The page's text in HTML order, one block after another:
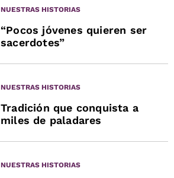
NUESTRAS HISTORIAS
“Pocos jóvenes quieren ser
sacerdotes”
NUESTRAS HISTORIAS
Tradición que conquista a
miles de paladares
NUESTRAS HISTORIAS